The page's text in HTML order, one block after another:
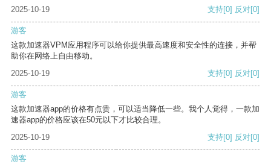
2025-10-19 支持[0] 反对[0]
游客
这款加速器VPM应用程序可以给你提供最高速度和安全性的连接，并帮
助你在网络上自由移动。
2025-10-19
支持[0] 反对[0]
游客
这款加速器app的价格有点贵，可以适当降低一些。我个人觉得，一款加
速器app的价格应该在50元以下才比较合理。
2025-10-19
支持[0] 反对[0]
游客